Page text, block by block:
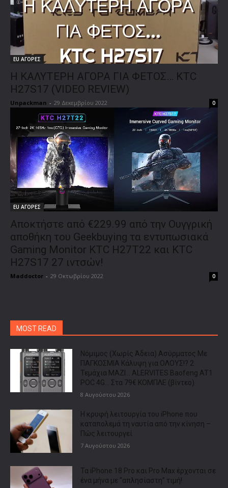
EU ΑΓΟΡΕΣ
Η ΚΑΛΥΤΕΡΗ ΑΓΟΡΑ ΓΙΑ ΦΕΤΟΣ… KTC
H27S17 (VIDEO REVIEW)
Unpackman - 29 Δεκεμβρίου 2022 0
EU ΑΓΟΡΕΣ
Αποκτήστε από €229.99 από την Ουγγρική
αποθήκη του Geekbuying τα εντυπωσιακά
Gaming Monitor KTC H27T22 και KTC
H27S17 27 ιντσών!
Maddoctor - 29 Οκτωβρίου 2022 0
MOST READ
Νόμιμος (Χωρίς Άδεια) Ασύρματος Με
ΠΑΓΚΟΣΜΙΑ Κάλυψη για ΟΛΟΥΣ!? 2
Τεμάχια ΜΑΖΙ… ALERVITES Baofeng AT1
POC 4G… Στα 79€ ΚΟΜΠΛΕ (βίντεο)
8 Αυγούστου 2026
Η κρυφή λειτουργία του iPhone που
καταπολεμά τη ναυτία από την κίνηση –
Πώς λειτουργεί
7 Αυγούστου 2026
Τα iPhone 18 Pro και Pro Max έρχονται σε
ένα μήνα με “απλησίαστη” τιμή!